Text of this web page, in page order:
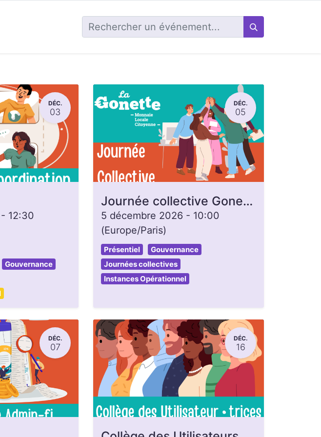
DÉC.
03
- 12:30
Gouvernance
DÉC.
05
Journée collective Gonette, ouverte à toutes et tous
5 décembre 2026 - 10:00
(Europe/Paris)
Présentiel
Gouvernance
Journées collectives
Instances Opérationnel
DÉC.
07
DÉC.
16